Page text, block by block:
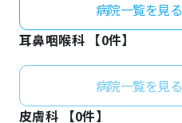
病院一覧を見る
耳鼻咽喉科 【0件】
病院一覧を見る
皮膚科 【0件】